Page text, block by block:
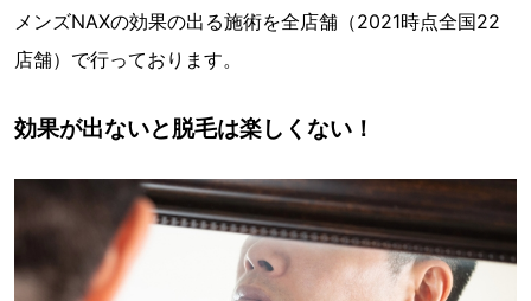
メンズNAXの効果の出る施術を全店舗（2021時点全国22
店舗）で行っております。
効果が出ないと脱毛は楽しくない！